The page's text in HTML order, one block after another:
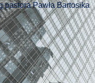
pastora Pawła Bartosika